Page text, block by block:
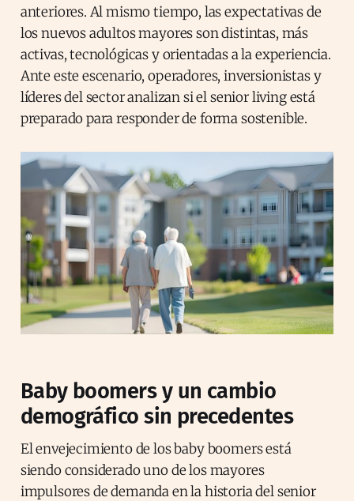
anteriores. Al mismo tiempo, las expectativas de
los nuevos adultos mayores son distintas, más
activas, tecnológicas y orientadas a la experiencia.
Ante este escenario, operadores, inversionistas y
líderes del sector analizan si el senior living está
preparado para responder de forma sostenible.
Baby boomers y un cambio
demográfico sin precedentes
El envejecimiento de los baby boomers está
siendo considerado uno de los mayores
impulsores de demanda en la historia del senior